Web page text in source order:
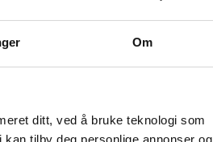
Om
ditt, ved å bruke teknologi som
tilby deg personlige annonser og
tillitsvalgte faller bort og må
arbeidsgiveren Bane NOR.